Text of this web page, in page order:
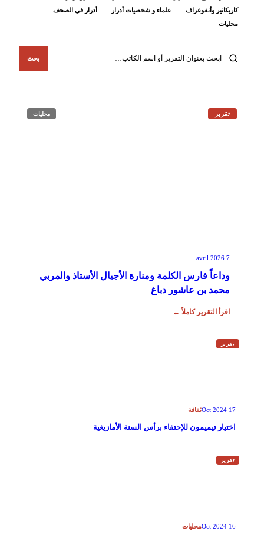
كاريكاتير وأنفوغراف
علماء و شخصيات أدرار
أدرار في الصحف
محليات
بحث
تقرير محليات
7 avril 2026
وداعاً فارس الكلمة ومنارة الأجيال الأستاذ والمربي
محمد بن عاشور دباغ
اقرأ التقرير كاملاً ←
تقرير
17 Oct 2024 ثقافة
اختيار تيميمون للإحتفاء برأس السنة الأمازيغية
تقرير
16 Oct 2024 محليات